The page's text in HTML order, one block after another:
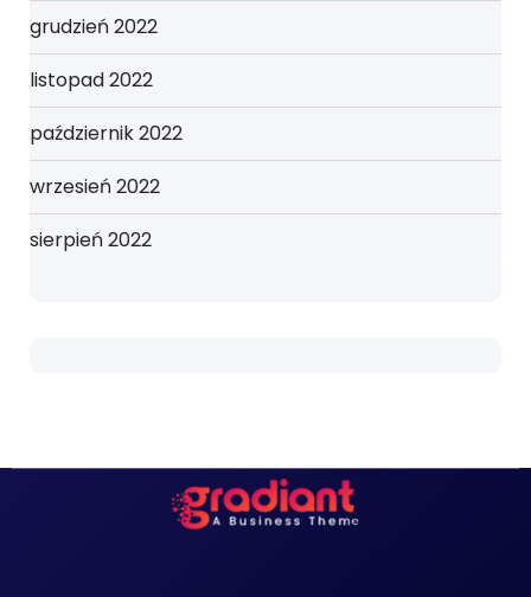
grudzień 2022
listopad 2022
październik 2022
wrzesień 2022
sierpień 2022